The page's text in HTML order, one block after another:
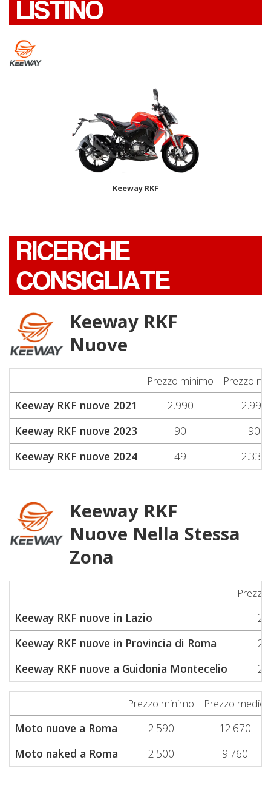
LISTINO
Keeway RKF
RICERCHE
CONSIGLIATE
Keeway RKF
Nuove
Prezzo minimo Prezzo
Keeway RKF nuove 2021 2.990
2.990
Keeway RKF nuove 2023
90
90
Keeway RKF nuove 2024
49 2.330
Keeway RKF
Nuove Nella Stessa
Zona
Keeway RKF nuove in Lazio
Keeway RKF nuove in Provincia di Roma
Keeway RKF nuove a Guidonia Montecelio
Prezzo minimo Prezzo medio
Moto nuove a Roma 2.590
12.670
Moto naked a Roma
2.500 9.760